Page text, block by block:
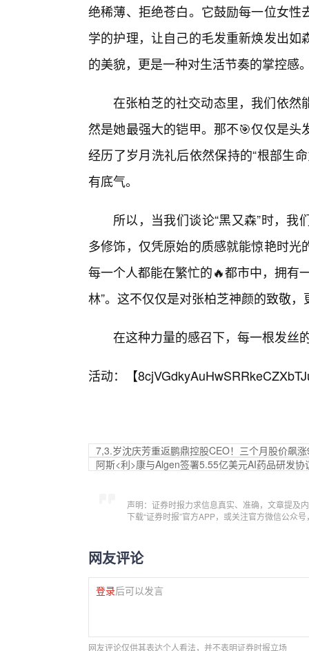
绝稀薄、拒绝苍白。它鼓励每一位女
学的护理，让自己的毛发重新焕发出
的美貌，更是一种对生活节奏的掌控感
在张柏芝的社交动态里，我们依然
然是她最强大的铠甲。那不🎯仅仅是
经历了岁月洗礼后依然保持的“根部生
有底气。
所以，当我们谈论“黑又森”时，
多修饰，仅凭原始的质感就能惊艳时
每一个人都能在繁忙的🔥都市中，拥有
林”。这不仅仅是对张柏芝神颜的致敬
在这种力量的感召下，每一根发丝
活动：【
7,3.岁沈庆芳重返鹏鼎控股CEO！三个月股价飙
阿斯<利>康与Algen签署5.55亿美元AI药品研发协
声明：证券时报力求信息真实、准确，文章提及
下载“证券时报”官方APP，或关注官方微信公众
网友评论
登录后可以发言
网友评论仅供其表达个人看法，并不表明证券时报立场